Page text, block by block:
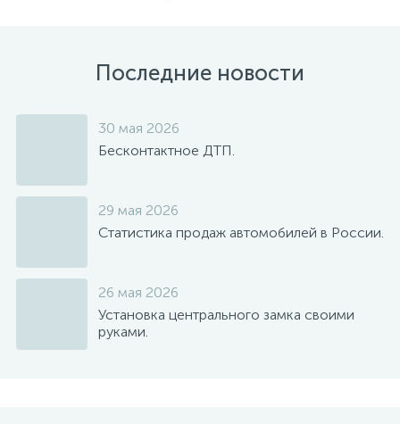
Последние новости
30 мая 2026
Бесконтактное ДТП.
29 мая 2026
Статистика продаж автомобилей в России.
26 мая 2026
Установка центрального замка своими
руками.